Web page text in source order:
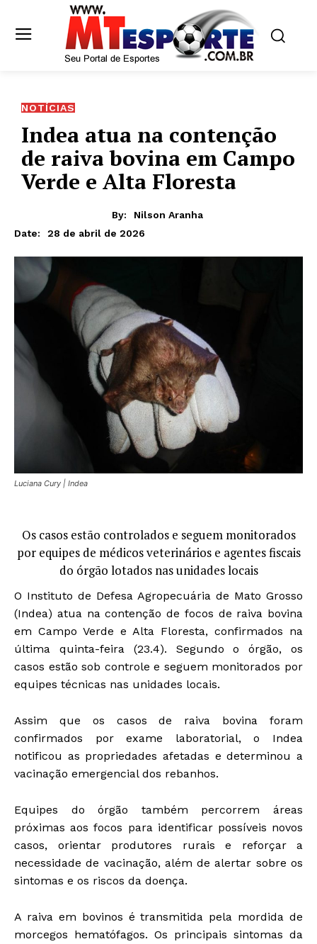
NOTÍCIAS
Indea atua na contenção
de raiva bovina em Campo
Verde e Alta Floresta
By:
Nilson Aranha
Date:
28 de abril de 2026
Luciana Cury | Indea
Os casos estão controlados e seguem monitorados
por equipes de médicos veterinários e agentes fiscais
do órgão lotados nas unidades locais
O Instituto de Defesa Agropecuária de Mato Grosso
(Indea) atua na contenção de focos de raiva bovina
em Campo Verde e Alta Floresta, confirmados na
última quinta-feira (23.4). Segundo o órgão, os
casos estão sob controle e seguem monitorados por
equipes técnicas nas unidades locais.
Assim que os casos de raiva bovina foram
confirmados por exame laboratorial, o Indea
notificou as propriedades afetadas e determinou a
vacinação emergencial dos rebanhos.
Equipes do órgão também percorrem áreas
próximas aos focos para identificar possíveis novos
casos, orientar produtores rurais e reforçar a
necessidade de vacinação, além de alertar sobre os
sintomas e os riscos da doença.
A raiva em bovinos é transmitida pela mordida de
morcegos hematófagos. Os principais sintomas da